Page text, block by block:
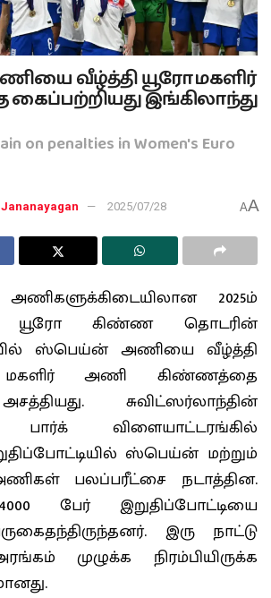
வீழ்த்தி யூரோ மகளிர்
இங்கிலாந்து
on penalties in Women's Euro
2025/07/28 AA
2025ம்
யூரோ கிண்ண தொடரின்
ஸ்பெய்ன் அணியை வீழ்த்தி
மகளிர் அணி கிண்ணத்தை
சுவிட்ஸர்லாந்தின்
பார்க் விளையாட்டரங்கில்
ஸ்பெய்ன் மற்றும்
பலப்பரீட்சை நடாத்தின.
பேர் இறுதிப்போட்டியை
இரு நாட்டு
முழுக்க நிரம்பியிருக்க